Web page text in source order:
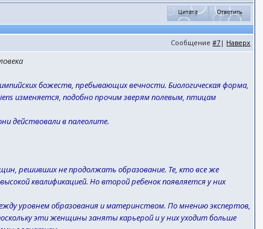
Сообщение#7 | Наверх
божеств, пребывающих вечности. Биологическая форма,
изменяется, подобно прочим зверям полевым, птицам
действовали в палеолите.
решивших не продолжать образование. Те, кто все же
квалификацией. Но второй ребенок появляется у них
уровнем образования и материнством. По мнению экспертов,
эти женщины заняты карьерой и у них уходит больше